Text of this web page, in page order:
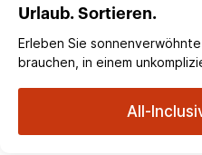
Urlaub. Sortieren.
Erleben Sie
brauchen, in einem
All-